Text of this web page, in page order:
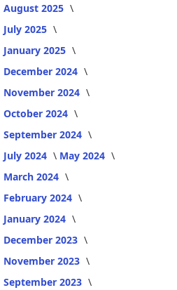
August 2025
July 2025
January 2025
December 2024
November 2024
October 2024
September 2024
July 2024
May 2024
March 2024
February 2024
January 2024
December 2023
November 2023
September 2023